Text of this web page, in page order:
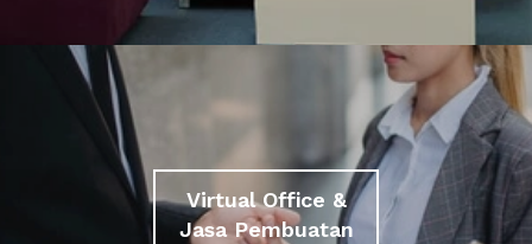
Virtual Office &
Jasa Pembuatan